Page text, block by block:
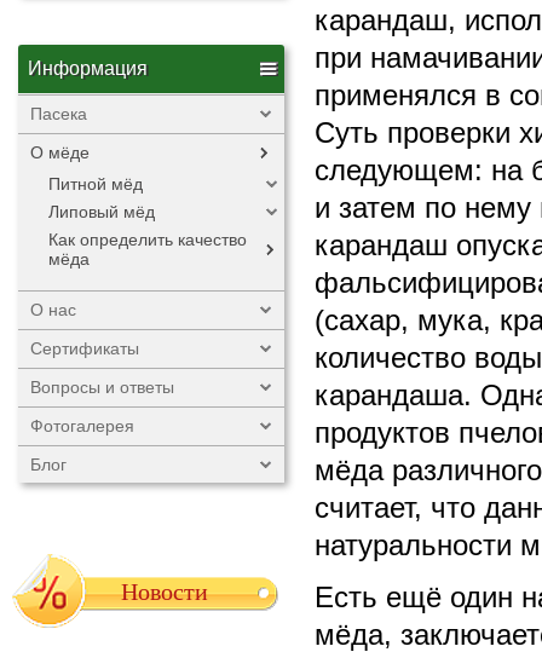
Информация
Пасека
О мёде
Питной мёд
Липовый мёд
Как определить качество
мёда
О нас
Сертификаты
Вопросы и ответы
Фотогалерея
Блог
Новости
карандаш,
при
применялся в
Суть проверки
следующем: на
и затем по
карандаш
(сахар, мука,
количество
карандаша.
продуктов
мёда
считает, что
натуральности
Есть ещё один
мёда,